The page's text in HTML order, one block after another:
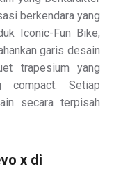
berkendara yang
Iconic-Fun Bike,
garis desain
trapesium yang
compact. Setiap
secara terpisah
x di